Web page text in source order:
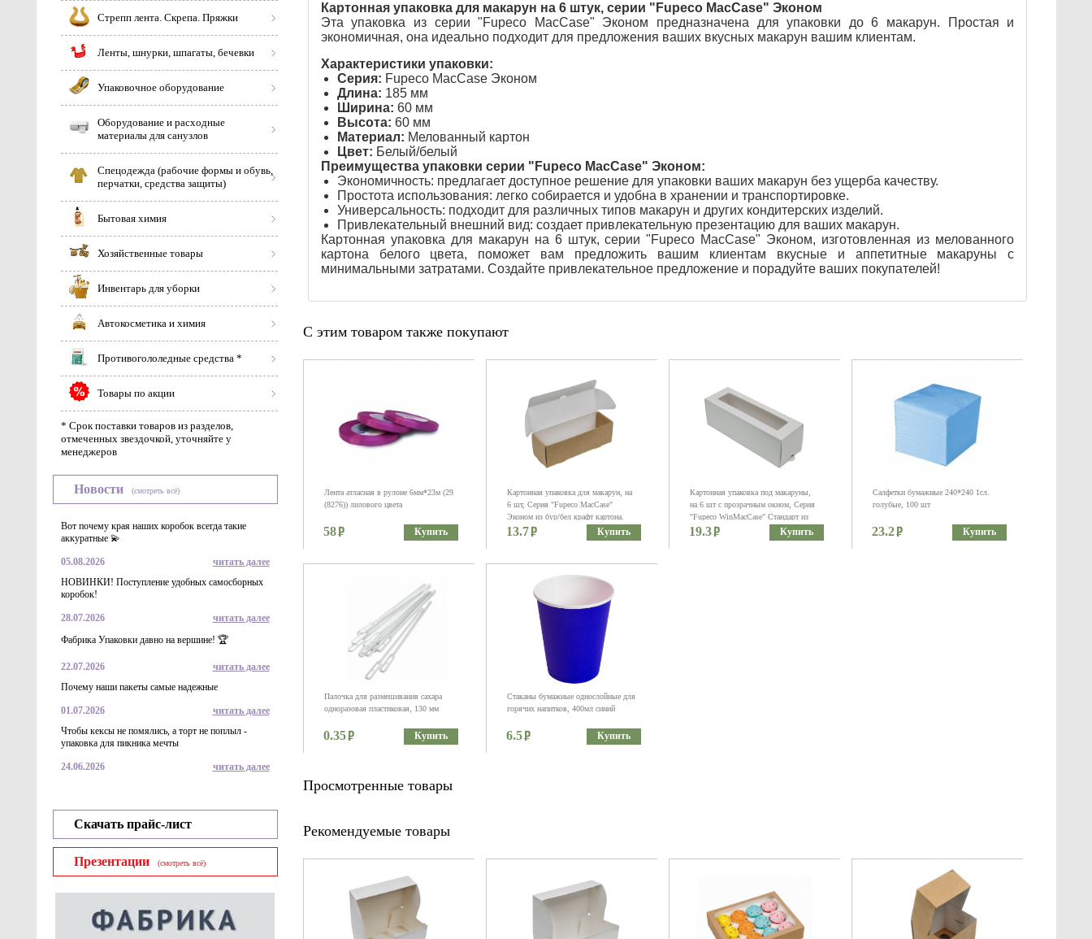
Стрепп лента. Скрепа. Пряжки
Ленты, шнурки, шпагаты, бечевки
Упаковочное оборудование
Оборудование и расходные
материалы для санузлов
Спецодежда (рабочие формы и обувь,
перчатки, средства защиты)
Бытовая химия
Хозяйственные товары
Инвентарь для уборки
Автокосметика и химия
Противогололедные средства *
Товары по акции
* Срок поставки товаров из разделов,
отмеченных звездочкой, уточняйте у
менеджеров
Новости (смотреть всё)
Вот почему края наших коробок всегда такие
аккуратные 💫
05.08.2026
читать далее
НОВИНКИ! Поступление удобных самосборных
коробок!
28.07.2026
читать далее
Фабрика Упаковки давно на вершине! 🏆
22.07.2026
читать далее
Почему наши пакеты самые надежные
01.07.2026
читать далее
Чтобы кексы не помялись, а торт не поплыл -
упаковка для пикника мечты
24.06.2026 читать далее
Скачать прайс-лист
Презентации (смотреть всё)
Картонная упаковка для макарун на 6 штук, серии "Fupeco MacCase" Эконом
Эта упаковка из серии "Fupeco MacCase" Эконом предназначена для упаковки до 6 макарун. Простая и
экономичная, она идеально подходит для предложения ваших вкусных макарун вашим клиентам.
Характеристики упаковки:
Серия: Fupeco MacCase Эконом
Длина: 185 мм
Ширина: 60 мм
Высота: 60 мм
Материал: Мелованный картон
Цвет: Белый/белый
Преимущества упаковки серии "Fupeco MacCase" Эконом:
Экономичность: предлагает доступное решение для упаковки ваших макарун без ущерба качеству.
Простота использования: легко собирается и удобна в хранении и транспортировке.
Универсальность: подходит для различных типов макарун и других кондитерских изделий.
Привлекательный внешний вид: создает привлекательную презентацию для ваших макарун.
Картонная упаковка для макарун на 6 штук, серии "Fupeco MacCase" Эконом, изготовленная из мелованного
картона белого цвета, поможет вам предложить вашим клиентам вкусные и аппетитные макаруны с
минимальными затратами. Создайте привлекательное предложение и порадуйте ваших покупателей!
С этим товаром также покупают
Лента атласная в рулоне 6мм*23м (29
(8276)) лилового цвета
58 Купить
Картонная упаковка для макарун, на
6 шт, Серия "Fupeco MacCase"
Эконом из бур/бел крафт картона.
Размер 185*60*60 мм.
13.7 Купить
Картонная упаковка под макаруны,
на 6 шт с прозрачным окном, Серия
"Fupeco WinMacCase" Стандарт из
бел/бел мелованного картона. Размер
19.3 Купить
Салфетки бумажные 240*240 1сл.
голубые, 100 шт
23.2 Купить
Палочка для размешивания сахара
одноразовая пластиковая, 130 мм
0.35 Купить
Стаканы бумажные однослойные для
горячих напитков, 400мл синий
6.5 Купить
Просмотренные товары
Рекомендуемые товары